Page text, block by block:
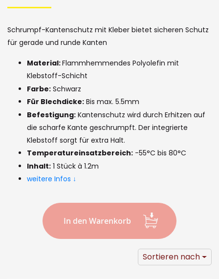
to
the
beginning
of
the
images
gallery
Schrumpf-Kantenschutz mit Kleber bietet sicheren Schutz
für gerade und runde Kanten
Material:Flammhemmendes Polyolefin mit
Klebstoff-Schicht
Farbe: Schwarz
Für Blechdicke: Bis max. 5.5mm
Befestigung: Kantenschutz wird durch Erhitzen auf
die scharfe Kante geschrumpft. Der integrierte
Klebstoff sorgt für extra Halt.
Temperatureinsatzbereich: -55°C bis 80°C
Inhalt: 1 Stück à 1.2m
weitere Infos ↓
In den Warenkorb
Sortieren nach